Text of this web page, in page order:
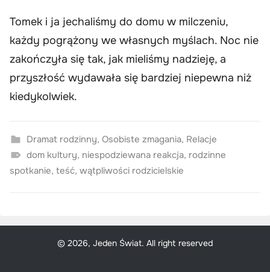
Tomek i ja jechaliśmy do domu w milczeniu,
każdy pogrążony we własnych myślach. Noc nie
zakończyła się tak, jak mieliśmy nadzieję, a
przyszłość wydawała się bardziej niepewna niż
kiedykolwiek.
Dramat rodzinny, Osobiste zmagania, Relacje
dom kultury, niespodziewana reakcja, rodzinne
spotkanie, teść, wątpliwości rodzicielskie
© 2026, Jeden Świat. All right reserved